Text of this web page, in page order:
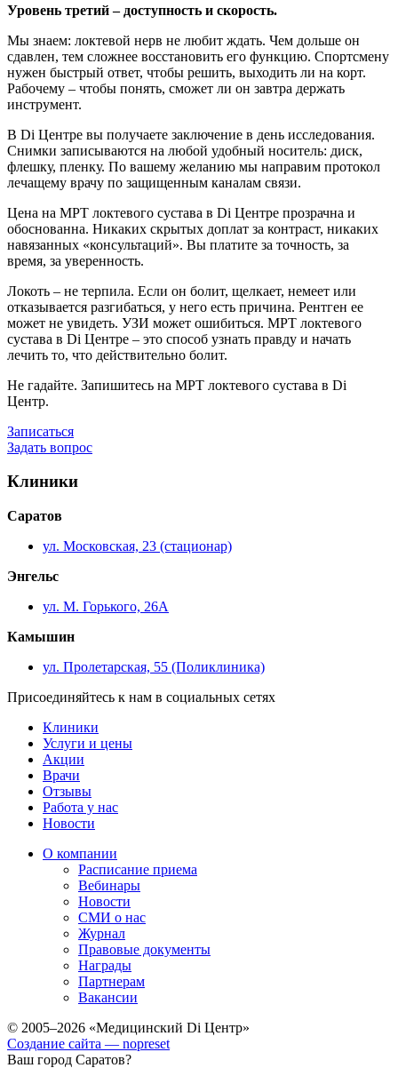
Уровень третий – доступность и скорость.
Мы знаем: локтевой нерв не любит ждать. Чем дольше он
сдавлен, тем сложнее восстановить его функцию. Спортсмену
нужен быстрый ответ, чтобы решить, выходить ли на корт.
Рабочему – чтобы понять, сможет ли он завтра держать
инструмент.
В Di Центре вы получаете заключение в день исследования.
Снимки записываются на любой удобный носитель: диск,
флешку, пленку. По вашему желанию мы направим протокол
лечащему врачу по защищенным каналам связи.
Цена на МРТ локтевого сустава в Di Центре прозрачна и
обоснованна. Никаких скрытых доплат за контраст, никаких
навязанных «консультаций». Вы платите за точность, за
время, за уверенность.
Локоть – не терпила. Если он болит, щелкает, немеет или
отказывается разгибаться, у него есть причина. Рентген ее
может не увидеть. УЗИ может ошибиться. МРТ локтевого
сустава в Di Центре – это способ узнать правду и начать
лечить то, что действительно болит.
Не гадайте. Запишитесь на МРТ локтевого сустава в Di
Центр.
Записаться
Задать вопрос
Клиники
Саратов
ул. Московская, 23 (стационар)
Энгельс
ул. М. Горького, 26А
Камышин
ул. Пролетарская, 55 (Поликлиника)
Присоединяйтесь к нам в социальных сетях
Клиники
Услуги и цены
Акции
Врачи
Отзывы
Работа у нас
Новости
О компании
Расписание приема
Вебинары
Новости
СМИ о нас
Журнал
Правовые документы
Награды
Партнерам
Вакансии
© 2005–2026 «Медицинский Di Центр»
Создание сайта — nopreset
Ваш город Саратов?